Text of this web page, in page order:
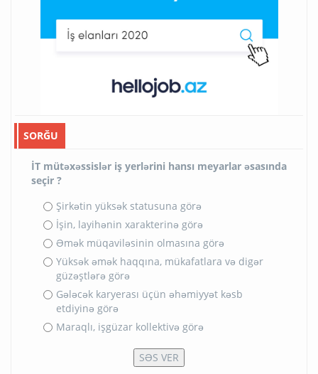
SORĞU
İT mütəxəssislər iş yerlərini hansı meyarlar əsasında
seçir ?
Şirkətin yüksək statusuna görə
İşin, layihənin xarakterinə görə
Əmək müqaviləsinin olmasına görə
Yüksək əmək haqqına, mükafatlara və digər
güzəştlərə görə
Gələcək karyerası üçün əhəmiyyət kəsb
etdiyinə görə
Maraqlı, işgüzar kollektivə görə